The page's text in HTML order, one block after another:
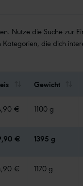
Nutze die Suche zur
die dich
Gewicht
€ 1100 g
€ 1395 g
€ 1170 g